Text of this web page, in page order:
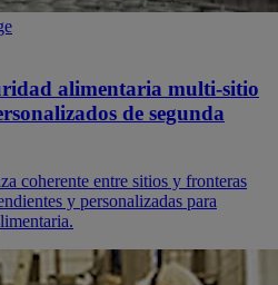
alimentaria multi-sitio
de segunda
coherente entre sitios y fronteras
y personalizadas para